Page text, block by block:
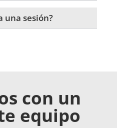
una sesión?
con un
equipo